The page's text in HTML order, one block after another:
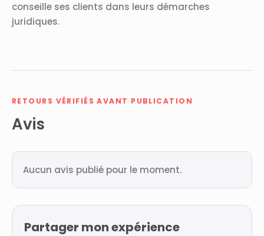
conseille ses clients dans leurs démarches
juridiques.
RETOURS VÉRIFIÉS AVANT PUBLICATION
Avis
Aucun avis publié pour le moment.
Partager mon expérience